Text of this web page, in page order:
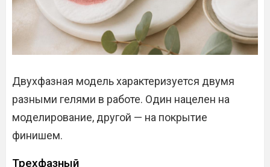
Двухфазная модель характеризуется двумя
разными гелями в работе. Один нацелен на
моделирование, другой — на покрытие
финишем.
Трехфазный